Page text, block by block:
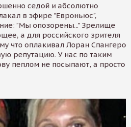
седой и абсолютно
в эфире "Евроньюс",
"Мы опозорены..." Зрелище
а для российского зрителя
что оплакивал Лоран Спангеро
репутацию. У нас по таким
пеплом не посыпают, а просто